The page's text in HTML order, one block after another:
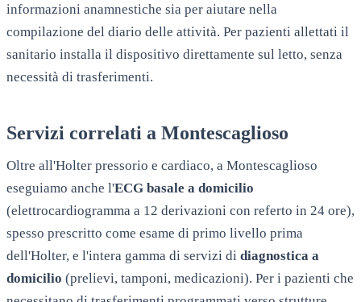
informazioni anamnestiche sia per aiutare nella
compilazione del diario delle attività. Per pazienti allettati il
sanitario installa il dispositivo direttamente sul letto, senza
necessità di trasferimenti.
Servizi correlati a Montescaglioso
Oltre all'Holter pressorio e cardiaco, a Montescaglioso
eseguiamo anche l'ECG basale a domicilio
(elettrocardiogramma a 12 derivazioni con referto in 24 ore),
spesso prescritto come esame di primo livello prima
dell'Holter, e l'intera gamma di servizi di diagnostica a
domicilio (prelievi, tamponi, medicazioni). Per i pazienti che